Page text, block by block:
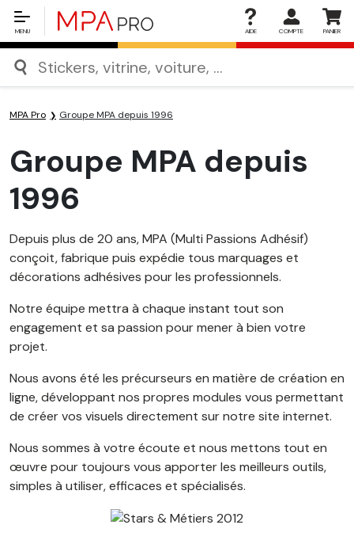
MENU AIDE COMPTE PANIER
MPA Pro Groupe MPA depuis 1996
Groupe MPA depuis
1996
Depuis plus de 20 ans, MPA (Multi Passions Adhésif)
conçoit, fabrique puis expédie tous marquages et
décorations adhésives pour les professionnels.
Notre équipe mettra à chaque instant tout son
engagement et sa passion pour mener à bien votre
projet.
Nous avons été les précurseurs en matière de création en
ligne, développant nos propres modules vous permettant
de créer vos visuels directement sur notre site internet.
Nous sommes à votre écoute et nous mettons tout en
œuvre pour toujours vous apporter les meilleurs outils,
simples à utiliser, efficaces et spécialisés.